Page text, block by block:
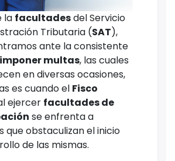
la facultadesdel Servicio
Tributaria (SAT),
ante la consistente
imponer multas, las cuales
en diversas ocasiones,
es cuando el Fisco
ejercer facultades de
se enfrenta a
que obstaculizan el inicio
de las mismas.